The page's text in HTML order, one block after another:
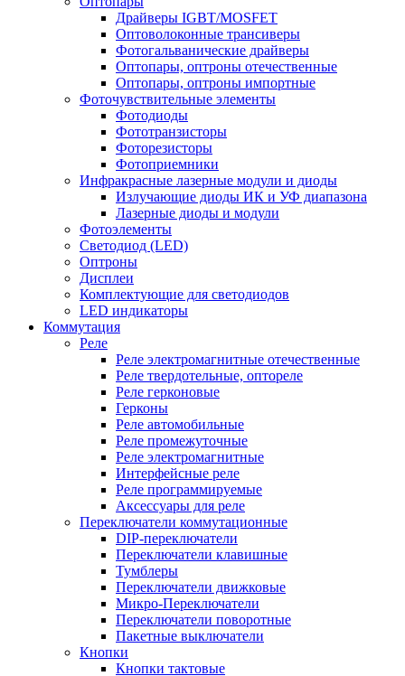
Драйверы IGBT/MOSFET
Оптоволоконные трансиверы
Фотогальванические драйверы
Оптопары, оптроны отечественные
Оптопары, оптроны импортные
Фоточувствительные элементы
Фотодиоды
Фототранзисторы
Фоторезисторы
Фотоприемники
Инфракрасные лазерные модули и диоды
Излучающие диоды ИК и УФ диапазона
Лазерные диоды и модули
Фотоэлементы
Светодиод (LED)
Оптроны
Дисплеи
Комплектующие для светодиодов
LED индикаторы
Коммутация
Реле
Реле электромагнитные отечественные
Реле твердотельные, оптореле
Реле герконовые
Герконы
Реле автомобильные
Реле промежуточные
Реле электромагнитные
Интерфейсные реле
Реле программируемые
Аксессуары для реле
Переключатели коммутационные
DIP-переключатели
Переключатели клавишные
Тумблеры
Переключатели движковые
Микро-Переключатели
Переключатели поворотные
Пакетные выключатели
Кнопки
Кнопки тактовые